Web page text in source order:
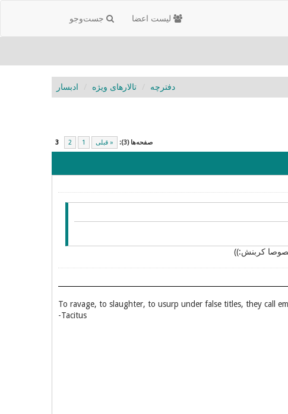
جست‌و‌جو لیست اعضا
دفترچه تالارهای ویژه ادبسار
صفحه‌ها (3): « قبلی 1
2
3
کربنش:))
To ravage, to slaughter, to usurp under false titles, they call
Tacitus-